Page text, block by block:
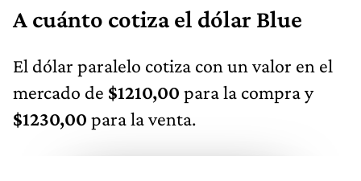
A cuánto cotiza el dólar Blue
El dólar paralelo cotiza con un valor en el
mercado de $1210,00 para la compra y
$1230,00 para la venta.